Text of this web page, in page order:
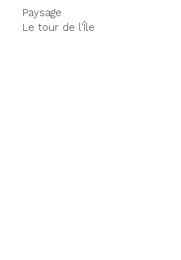
Paysage
Le tour de l'Île